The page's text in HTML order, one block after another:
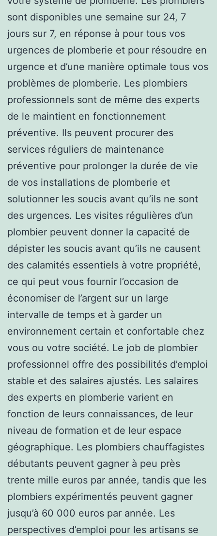
sont disponibles une semaine sur 24, 7
jours sur 7, en réponse à pour tous vos
urgences de plomberie et pour résoudre en
urgence et d’une manière optimale tous vos
problèmes de plomberie. Les plombiers
professionnels sont de même des experts
de le maintient en fonctionnement
préventive. Ils peuvent procurer des
services réguliers de maintenance
préventive pour prolonger la durée de vie
de vos installations de plomberie et
solutionner les soucis avant qu’ils ne sont
des urgences. Les visites régulières d’un
plombier peuvent donner la capacité de
dépister les soucis avant qu’ils ne causent
des calamités essentiels à votre propriété,
ce qui peut vous fournir l’occasion de
économiser de l’argent sur un large
intervalle de temps et à garder un
environnement certain et confortable chez
vous ou votre société. Le job de plombier
professionnel offre des possibilités d’emploi
stable et des salaires ajustés. Les salaires
des experts en plomberie varient en
fonction de leurs connaissances, de leur
niveau de formation et de leur espace
géographique. Les plombiers chauffagistes
débutants peuvent gagner à peu près
trente mille euros par année, tandis que les
plombiers expérimentés peuvent gagner
jusqu’à 60 000 euros par année. Les
perspectives d’emploi pour les artisans se